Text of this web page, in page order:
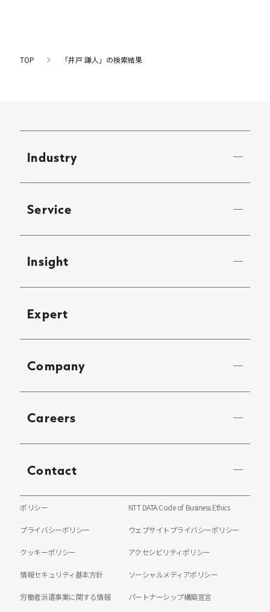
TOP 「井戸 謙人」の検索結果
Industry
Service
Insight
Expert
Company
Careers
Contact
ポリシー NTT DATA Code of Business Ethics
プライバシーポリシー ウェブサイトプライバシーポリシー
クッキーポリシー アクセシビリティポリシー
情報セキュリティ基本方針 ソーシャルメディアポリシー
労働者派遣事業に関する情報 パートナーシップ構築宣言